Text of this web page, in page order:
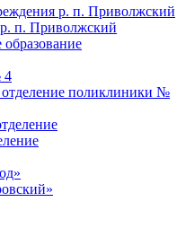
р. п. Приволжский
п. Приволжский
4
отделение поликлиники №